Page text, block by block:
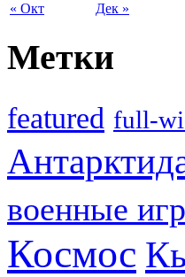
« Окт Дек »
Метки
featured full-
военные
Космос